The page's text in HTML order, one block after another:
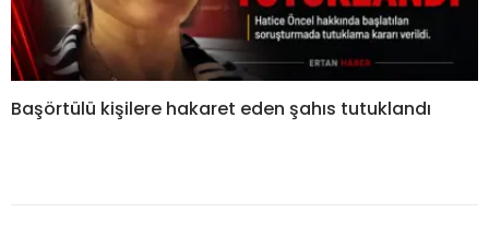
Başörtülü kişilere hakaret eden şahıs tutuklandı